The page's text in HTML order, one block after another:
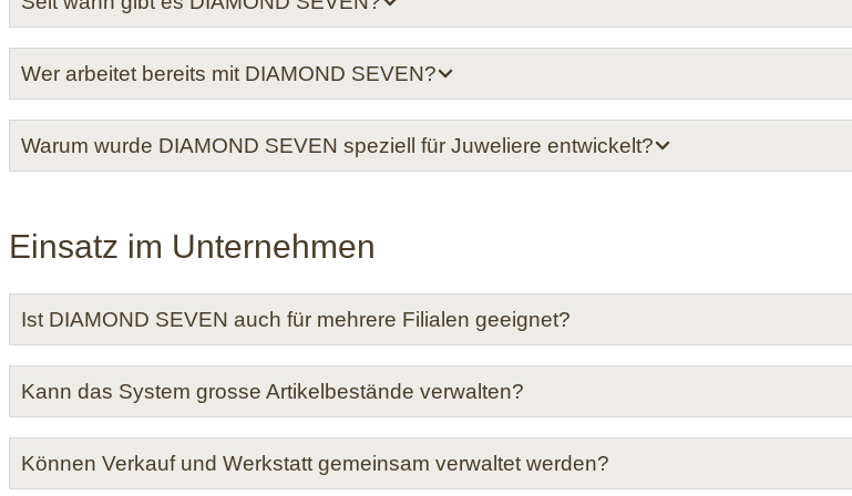
Wer arbeitet bereits mit DIAMOND SEVEN?
Warum wurde DIAMOND SEVEN speziell für Juweliere entwickelt?
Einsatz im Unternehmen
Ist DIAMOND SEVEN auch für mehrere Filialen geeignet?
Kann das System grosse Artikelbestände verwalten?
Können Verkauf und Werkstatt gemeinsam verwaltet werden?